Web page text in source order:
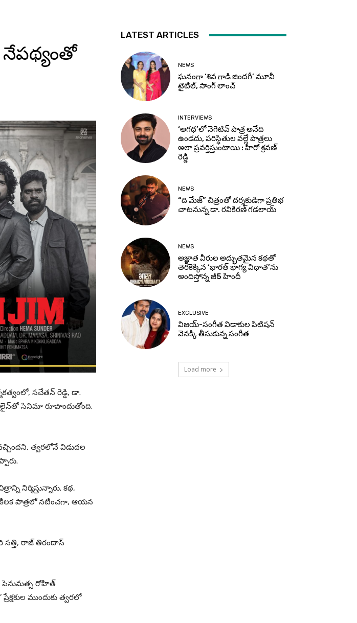
సచేతన్ రెడ్డి, డా.
సినిమా రూపొందుతోంది.
త్వరలోనే విడుదల
నిర్మిస్తున్నారు. కథ,
కీలక పాత్రలో నటించగా, ఆయన
సత్తి, రాజ్ తిరందాస్
పెనుమత్స రోహిత్
ముందుకు త్వరలో
LATEST ARTICLES
NEWS
ఘనంగా ‘శివ గాడి జింద‌గీ’ మూవీ
టైటిల్, సాంగ్ లాంచ్
INTERVIEWS
‘అగధ’లో నెగెటివ్ పాత్ర అనేది
ఉండదు, పరిస్థితుల వల్లే పాత్రలు
అలా ప్రవర్తిస్తుంటాయి : హీరో శ్రవణ్
రెడ్డి
NEWS
“ది మేజ్” చిత్రంతో దర్శకుడిగా ప్రతిభ
చాటనున్న డా. రవికిరణ్ గడలాయ్
NEWS
అజ్ఞాత వీరుల అద్భుతమైన కథతో
తెరకెక్కిన ‘భారత్ భాగ్య విధాత’ను
అందిస్తోన్న జీ5 హిందీ
EXCLUSIVE
విజయ్-సంగీత విడాకుల పిటిషన్
వెనక్కి తీసుకున్న సంగీత
Load more